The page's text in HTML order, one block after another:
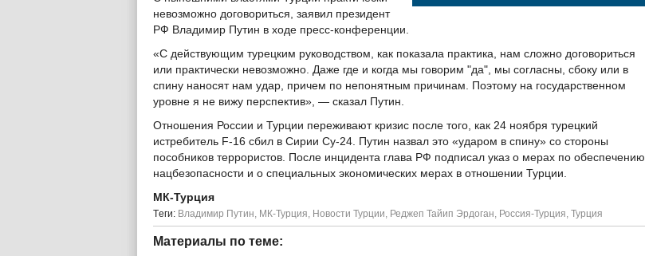
невозможно договориться, заявил президент
РФ Владимир Путин в ходе пресс-конференции.
«С действующим турецким руководством, как показала практика, нам сложно договориться
или практически невозможно. Даже где и когда мы говорим "да", мы согласны, сбоку или в
спину наносят нам удар, причем по непонятным причинам. Поэтому на государственном
уровне я не вижу перспектив», — сказал Путин.
Отношения России и Турции переживают кризис после того, как 24 ноября турецкий
истребитель F-16 сбил в Сирии Су-24. Путин назвал это «ударом в спину» со стороны
пособников террористов. После инцидента глава РФ подписал указ о мерах по обеспечению
нацбезопасности и о специальных экономических мерах в отношении Турции.
МК-Турция
Tеги: Владимир Путин, МК-Турция, Новости Турции, Реджеп Тайип Эрдоган, Россия-Турция, Турция
Материалы по теме: